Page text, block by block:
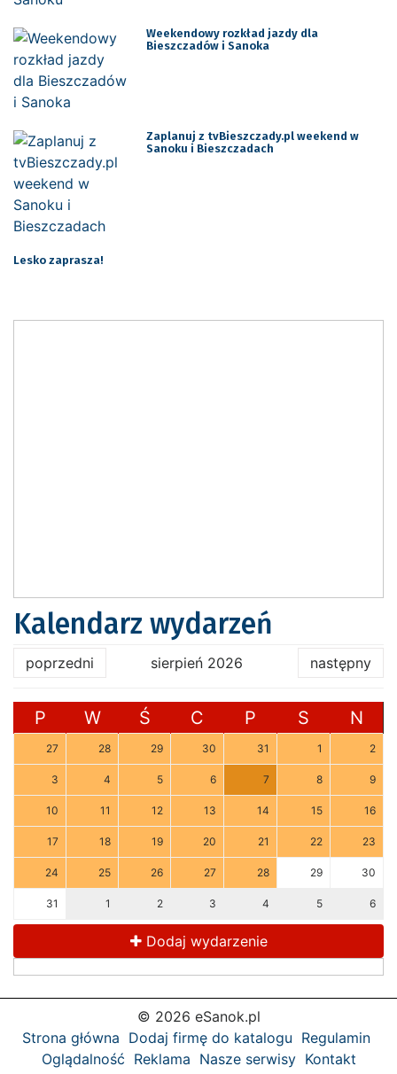
Weekendowy rozkład jazdy dla
Bieszczadów i Sanoka
Zaplanuj z tvBieszczady.pl weekend w
Sanoku i Bieszczadach
Lesko zaprasza!
Kalendarz wydarzeń
poprzedni sierpień 2026 następny
P W Ś C P S N
27 28 29 30 31 1 2
3 4 5 6 7 8 9
10 11 12 13 14 15 16
17 18 19 20 21 22 23
24 25 26 27 28 29 30
31 1 2 3 4 5 6
Dodaj wydarzenie
© 2026 eSanok.pl
Strona główna Dodaj firmę do katalogu Regulamin
Oglądalność Reklama Nasze serwisy Kontakt